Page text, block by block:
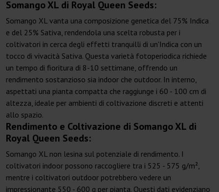
Somango XL di Royal Queen Seeds:
Somango XL vanta una composizione genetica del 75% Indica
e del 25% Sativa, rendendola una scelta robusta per i
coltivatori in cerca degli effetti tranquilli di un'Indica con un
tocco di vivacità Sativa. Questa varietà fotoperiodica richiede
un tempo di fioritura di 8-10 settimane, offrendo un
rendimento sostanzioso sia indoor che outdoor. In interno,
aspettati una pianta compatta che raggiunge i 60 - 100 cm di
altezza, ideale per ambienti di coltivazione discreti e attenti
allo spazio.
Rendimento e Coltivazione di Somango XL di
Royal Queen Seeds:
Somango XL non lesina sul potenziale di rendimento. I
coltivatori indoor possono raccogliere tra i 525 - 575 g/m²,
mentre i coltivatori outdoor potrebbero vedere un
impressionante 550 - 600 g per pianta. Questi dati evidenziano